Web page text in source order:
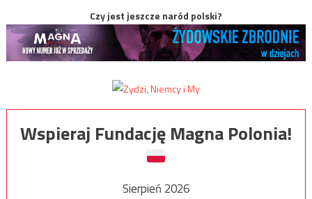
Czy jest jeszcze naród polski?
Wspieraj Fundację Magna Polonia!
Sierpień 2026